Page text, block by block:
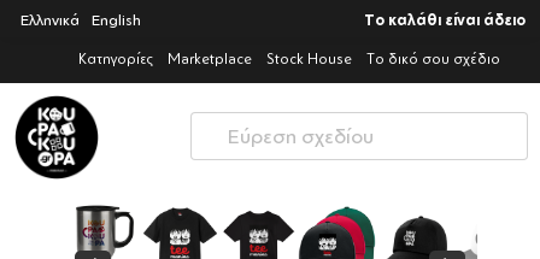
Ελληνικά English Το καλάθι είναι άδειο
Κατηγορίες Marketplace Stock House Το δικό σου σχέδιο